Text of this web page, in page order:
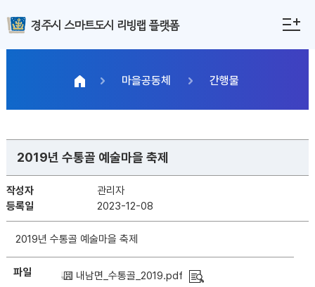
경주시 스마트도시 리빙랩 플랫폼
마을공동체 간행물
2019년 수통골 예술마을 축제
작성자
관리자
등록일
2023-12-08
2019년 수통골 예술마을 축제
파일 내남면_수통골_2019.pdf